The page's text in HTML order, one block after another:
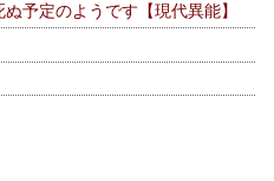
予定のようです【現代異能】